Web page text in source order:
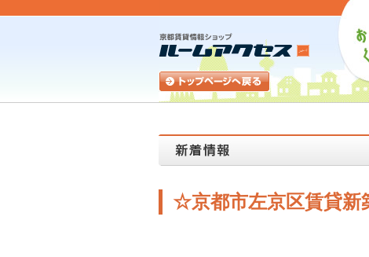
☆京都市左京区賃貸